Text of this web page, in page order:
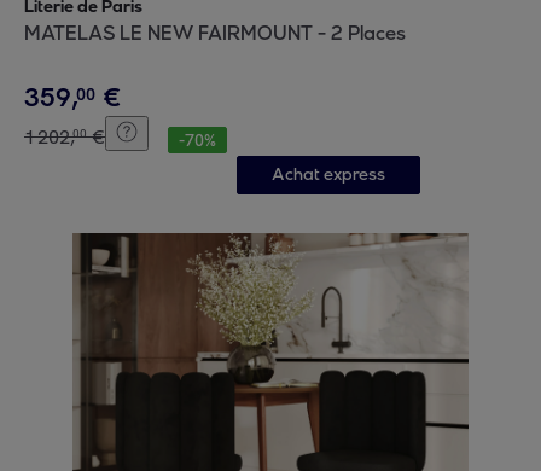
Literie de Paris
MATELAS LE NEW FAIRMOUNT - 2 Places
359,00 €
1202,00 € -70%
Achat express